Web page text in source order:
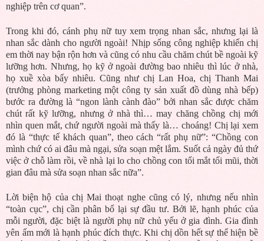
nghiệp trên cơ quan”.
Trong khi đó, cánh phụ nữ tuy xem trọng nhan sắc, nhưng lại là
nhan sắc dành cho người ngoài! Nhịp sống công nghiệp khiến chị
em thời nay bận rộn hơn và cũng có nhu cầu chăm chút bề ngoài kỹ
lưỡng hơn. Nhưng, họ kỹ ở ngoài đường bao nhiêu thì lúc ở nhà,
họ xuề xòa bấy nhiêu. Cũng như chị Lan Hoa, chị Thanh Mai
(trưởng phòng marketing một công ty sản xuất đồ dùng nhà bếp)
bước ra đường là “ngon lành cành đào” bởi nhan sắc được chăm
chút rất kỹ lưỡng, nhưng ở nhà thì… may chăng chồng chị mới
nhìn quen mắt, chứ người ngoài mà thấy là… choáng! Chị lại xem
đó là “thực tế khách quan”, theo cách “rất phụ nữ”: “Chồng con
mình chứ có ai đâu mà ngại, sửa soạn mệt lắm. Suốt cả ngày đủ thứ
việc ở chỗ làm rồi, về nhà lại lo cho chồng con tối mắt tối mũi, thời
gian đâu mà sửa soạn nhan sắc nữa”.
Lời biện hộ của chị Mai thoạt nghe cũng có lý, nhưng nếu nhìn
“toàn cục”, chị cần phân bổ lại sự đầu tư. Bởi lẽ, hạnh phúc của
mỗi người, đặc biệt là người phụ nữ chủ yếu ở gia đình. Gia đình
yên ấm mới là hạnh phúc đích thực. Khi chị dồn hết sự thể hiện bề